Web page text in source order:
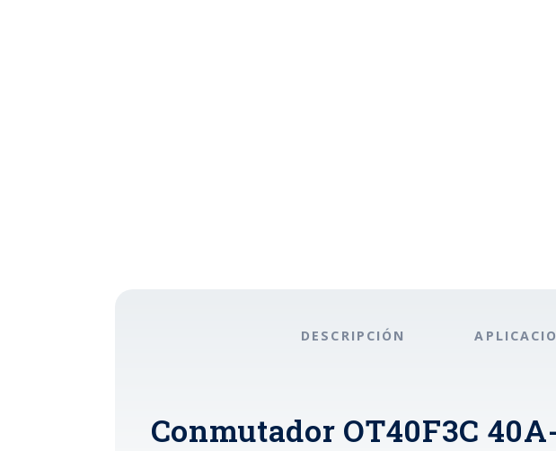
DESCRIPCIÓN
Conmutador OT40F3C